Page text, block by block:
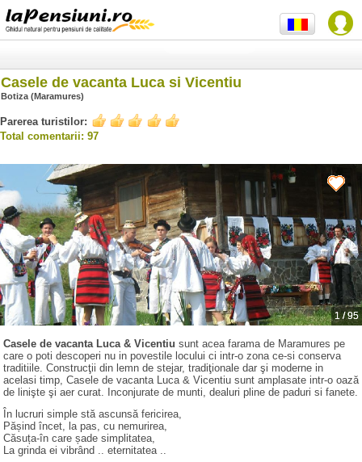
Casele de vacanta Luca si Vicentiu
Botiza (Maramures)
Parerea turistilor:
Total comentarii: 97
1/95
Casele de vacanta Luca & Vicentiu sunt acea farama de Maramures pe
care o poti descoperi nu in povestile locului ci intr-o zona ce-si conserva
traditiile. Construcţii din lemn de stejar, tradiţionale dar şi moderne in
acelasi timp, Casele de vacanta Luca & Vicentiu sunt amplasate intr-o oază
de linişte şi aer curat. Inconjurate de munti, dealuri pline de paduri si fanete.
În lucruri simple stă ascunsă fericirea,
Pășind încet, la pas, cu nemurirea,
Căsuța-în care șade simplitatea,
La grinda ei vibrând .. eternitatea ..